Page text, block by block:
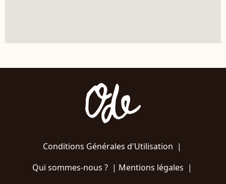
Conditions Générales d'Utilisation |
Qui sommes-nous ?| Mentions légales |